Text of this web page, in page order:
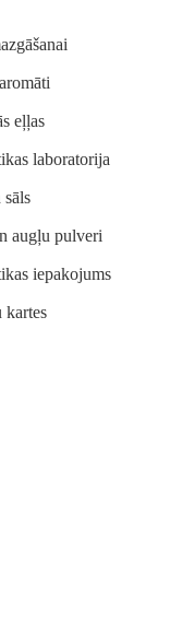
eļļas
laboratorija
augļu pulveri
iepakojums
kartes